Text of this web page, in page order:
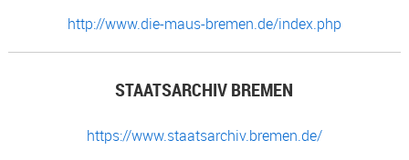
http://www.die-maus-bremen.de/index.php
STAATSARCHIV BREMEN
https://www.staatsarchiv.bremen.de/